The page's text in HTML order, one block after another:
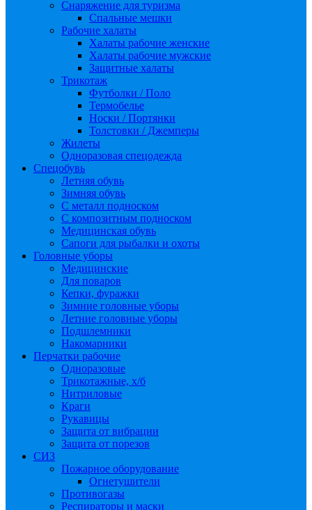
Снаряжение для туризма
Спальные мешки
Рабочие халаты
Халаты рабочие женские
Халаты рабочие мужские
Защитные халаты
Трикотаж
Футболки / Поло
Термобелье
Носки / Портянки
Толстовки / Джемперы
Жилеты
Одноразовая спецодежда
Спецобувь
Летняя обувь
Зимняя обувь
С металл подноском
С композитным подноском
Медицинская обувь
Сапоги для рыбалки и охоты
Головные уборы
Медицинские
Для поваров
Кепки, фуражки
Зимние головные уборы
Летние головные уборы
Подшлемники
Накомарники
Перчатки рабочие
Одноразовые
Трикотажные, х/б
Нитриловые
Краги
Рукавицы
Защита от вибрации
Защита от порезов
СИЗ
Пожарное оборудование
Огнетушители
Противогазы
Респираторы и маски